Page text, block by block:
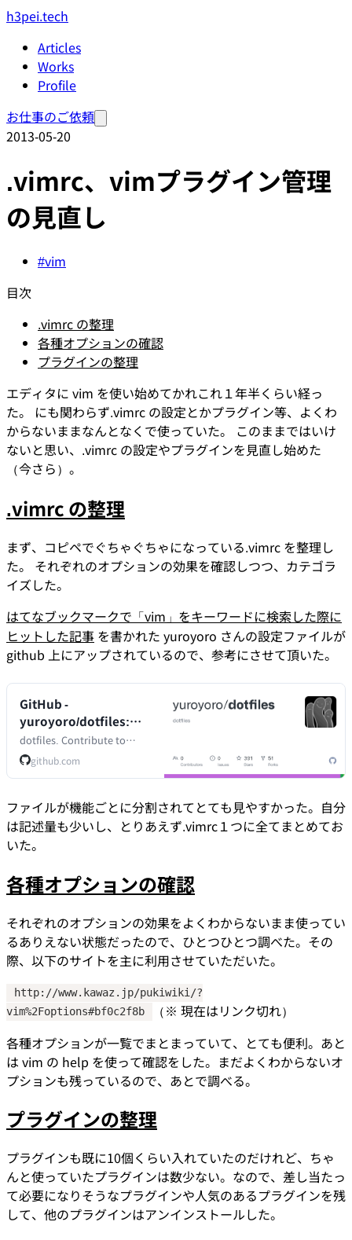
h3pei.tech
Articles
Works
Profile
お仕事のご依頼
2013-05-20
.vimrc、vimプラグイン管理
の見直し
#vim
目次
.vimrc の整理
各種オプションの確認
プラグインの整理
エディタに vim を使い始めてかれこれ１年半くらい経っ
た。 にも関わらず.vimrc の設定とかプラグイン等、よくわ
からないままなんとなくで使っていた。 このままではいけ
ないと思い、.vimrc の設定やプラグインを見直し始めた
（今さら）。
.vimrc の整理
まず、コピペでぐちゃぐちゃになっている.vimrc を整理し
た。 それぞれのオプションの効果を確認しつつ、カテゴラ
イズした。
はてなブックマークで「vim」をキーワードに検索した際に
ヒットした記事 を書かれた yuroyoro さんの設定ファイルが
github 上にアップされているので、参考にさせて頂いた。
GitHub -
yuroyoro/dotfiles:
dotfiles
dotfiles. Contribute to
yuroyoro/dotfiles
development by creating
github.com
ファイルが機能ごとに分割されてとても見やすかった。自分
は記述量も少いし、とりあえず.vimrc１つに全てまとめてお
いた。
各種オプションの確認
それぞれのオプションの効果をよくわからないまま使ってい
るありえない状態だったので、ひとつひとつ調べた。その
際、以下のサイトを主に利用させていただいた。
http://www.kawaz.jp/pukiwiki/?
vim%2Foptions#bf0c2f8b
（※ 現在はリンク切れ）
各種オプションが一覧でまとまっていて、とても便利。あと
は vim の help を使って確認をした。まだよくわからないオ
プションも残っているので、あとで調べる。
プラグインの整理
プラグインも既に10個くらい入れていたのだけれど、ちゃ
んと使っていたプラグインは数少ない。なので、差し当たっ
て必要になりそうなプラグインや人気のあるプラグインを残
して、他のプラグインはアンインストールした。